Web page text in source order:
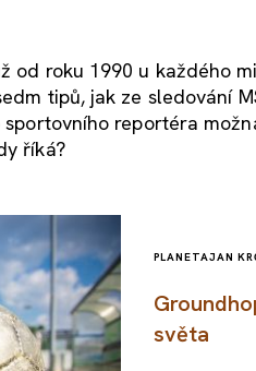
od roku 1990 u každého
tipů, jak ze sledování
reportéra
říká?
PLANETAJAN
světa